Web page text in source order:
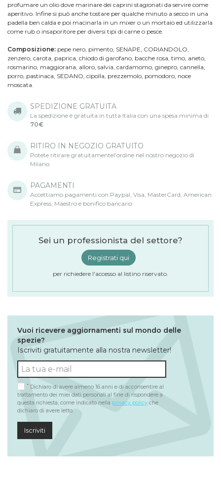
profumare un olio dove marinare dei caprini stagionati da servire come
aperitivo. Infine si può anche tostare per qualche minuto a secco in una
padella ben calda e poi macinarla in un mixer o un mortaio ed utilizzarla
come rub o insaporitore per diversi tipi di carne o pesce.
Composizione: pepe nero, pimento, SENAPE, CORIANDOLO,
zenzero, carota, paprica, chiodo di garofano, bacche rosa, timo, aneto,
rosmarino, maggiorana, alloro, salvia, cardamomo, ginepro, cannella,
porro, pastinaca, SEDANO, cipolla, prezzemolo, pomodoro, noce
moscata.
SPEDIZIONE GRATUITA
La spedizione è gratuita in tutta Italia con una spesa minima di
70€
RITIRO IN NEGOZIO GRATUITO
Potete ritirare gratuitamentel'ordine nel nostro negozio di
Milano.
PAGAMENTI
Accettiamo pagamenti con Paypal, Visa, MasterCard, American
Express, Maestro e bonifico bancario
Sei un professionista del settore?
Registrati qui
per richiedere l'accesso al listino riservato.
Vuoi ricevere aggiornamenti sul mondo delle
spezie?
Iscriviti gratuitamente alla nostra newsletter!
* Dichiaro di avere almeno 16 anni e di acconsentire al
trattamento dei miei dati personali al fine di rispondere a
questa richiesta, come indicato nella privacy policy che
dichiaro di avere letto.
Iscriviti